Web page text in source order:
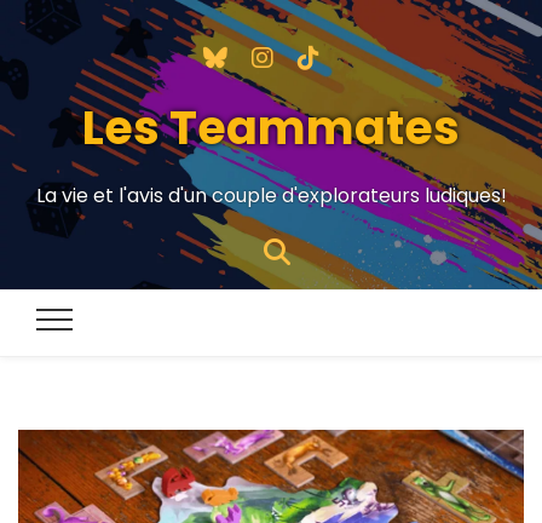
Les Teammates
La vie et l'avis d'un couple d'explorateurs ludiques!